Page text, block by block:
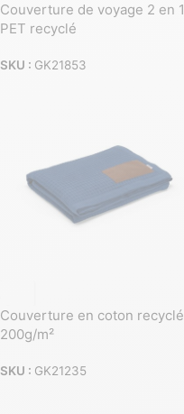
Couverture de voyage 2 en 1
PET recyclé
SKU : GK21853
Couverture en coton recyclé
200g/m²
SKU : GK21235